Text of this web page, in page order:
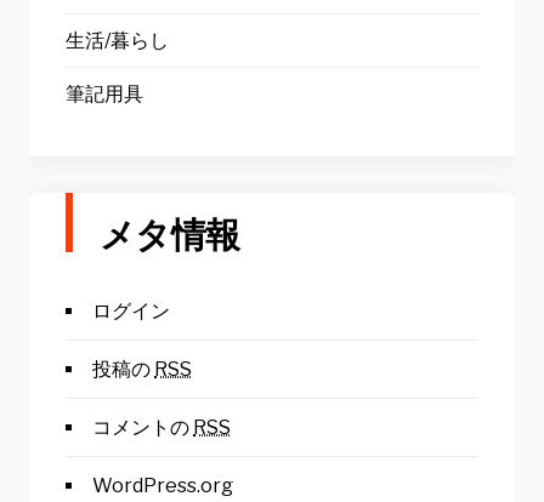
生活/暮らし
筆記用具
メタ情報
ログイン
投稿の RSS
コメントの RSS
WordPress.org